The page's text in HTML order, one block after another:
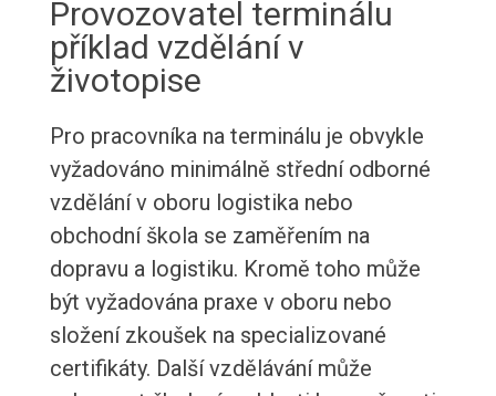
Provozovatel terminálu
příklad vzdělání v
životopise
Pro pracovníka na terminálu je obvykle
vyžadováno minimálně střední odborné
vzdělání v oboru logistika nebo
obchodní škola se zaměřením na
dopravu a logistiku. Kromě toho může
být vyžadována praxe v oboru nebo
složení zkoušek na specializované
certifikáty. Další vzdělávání může